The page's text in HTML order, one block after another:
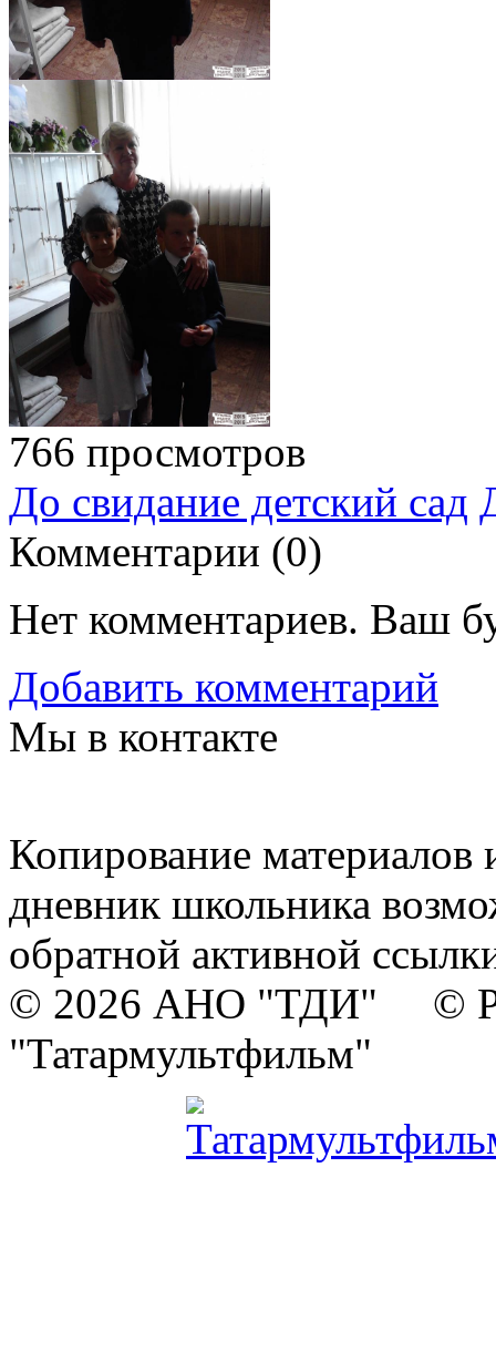
766 просмотров
До свидание детский сад
Комментарии (0)
Нет комментариев. Ваш
Добавить комментарий
Мы в контакте
Копирование материалов
дневник школьника
обратной активной
© 2026 АНО "ТДИ" ©
"Татармультфильм"